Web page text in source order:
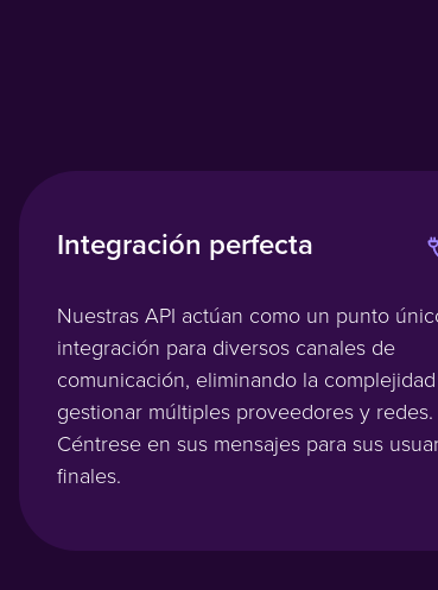
Integración perfecta
Nuestras API actúan como un punto
integración para diversos canales de
comunicación, eliminando la
gestionar múltiples proveedores y redes.
Céntrese en sus mensajes para sus
finales.